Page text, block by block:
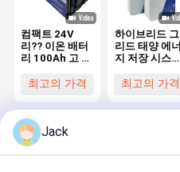
컴팩트 24V
리?? 이온 배터
리 100Ah 고 용
장치
최고의 가격
하이브리드 그
리드 태양 에너
지 저장 시스템
그리드와 태양
최고의 가격
Jack